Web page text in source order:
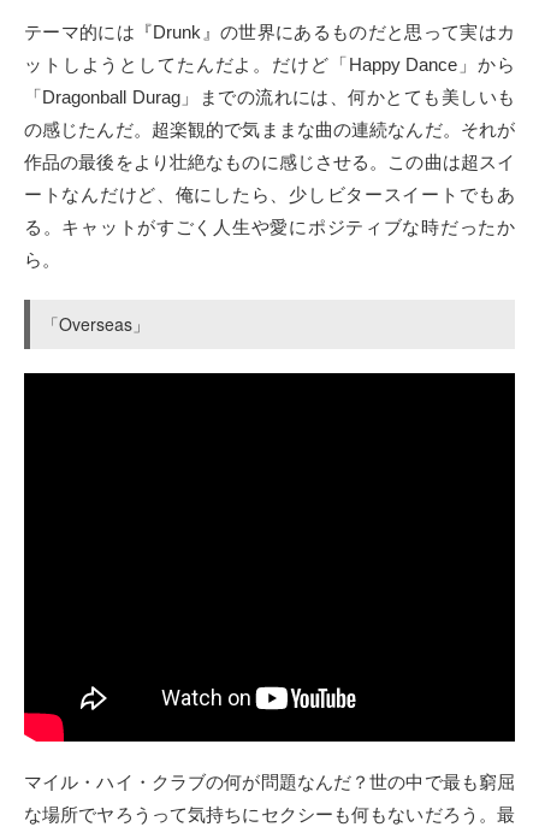
テーマ的には『Drunk』の世界にあるものだと思って実はカ
ットしようとしてたんだよ。だけど「Happy Dance」から
「Dragonball Durag」までの流れには、何かとても美しいも
の感じたんだ。超楽観的で気ままな曲の連続なんだ。それが
作品の最後をより壮絶なものに感じさせる。この曲は超スイ
ートなんだけど、俺にしたら、少しビタースイートでもあ
る。キャットがすごく人生や愛にポジティブな時だったか
ら。
「Overseas」
マイル・ハイ・クラブの何が問題なんだ？世の中で最も窮屈
な場所でヤろうって気持ちにセクシーも何もないだろう。最